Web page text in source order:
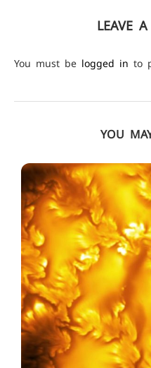
LEAVE
You must be logged in to
YOU